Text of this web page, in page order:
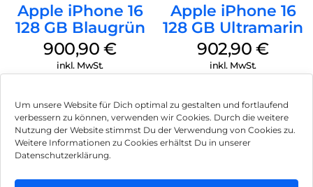
Um unsere Website für Dich optimal zu gestalten und fortlaufend
verbessern zu können, verwenden wir Cookies. Durch die weitere
Nutzung der Website stimmst Du der Verwendung von Cookies zu.
Weitere Informationen zu Cookies erhältst Du in unserer
Datenschutzerklärung.
Apple iPhone 16
128 GB Blaugrün
900,90€
inkl. MwSt.
Apple iPhone 16
128 GB Ultramarin
902,90€
inkl. MwSt.
Impressum